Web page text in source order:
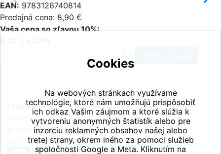
EAN: 9783126740814
Predajná cena: 8,90 €
Vaša cena so zľavou 10%:
Fraus Klett, s.r.o.
Jičínská 2348/10, 130 00 Praha 3
E-mail:info@fraus-klett.cz
Tel.: +420 233 084 111
Cookies
Na webových stránkach využívame
technológie, ktoré nám umožňujú prispôsobiť
ich odkaz Vašim záujmom a ktoré slúžia k
vytvoreniu anonymných štatistík alebo pre
inzerciu reklamných obsahov našej alebo
tretej strany, okrem iného za pomoci služieb
spoločnosti Google a Meta. Kliknutím na